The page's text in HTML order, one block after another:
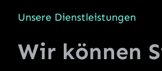
Unsere Dienstleistungen
Wir können